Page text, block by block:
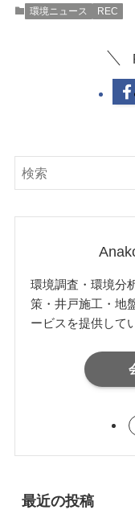
環境ニュース REC
環境調査・環境分
策・井戸施工・地
ービスを提供して
最近の投稿